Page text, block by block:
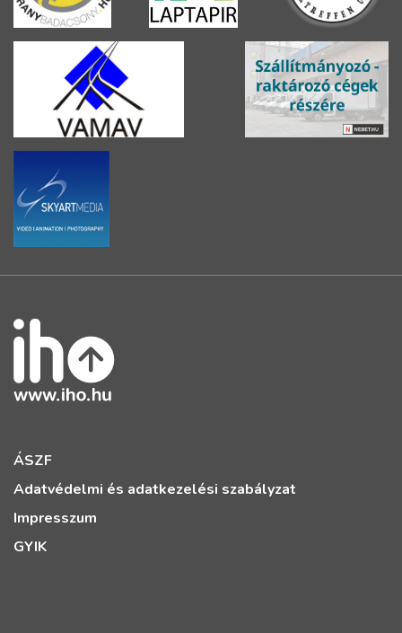
ÁSZF
Adatvédelmi és adatkezelési szabályzat
Impresszum
GYIK